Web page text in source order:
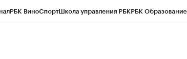
РБК ВиноСпортШкола управления РБКРБК Образование